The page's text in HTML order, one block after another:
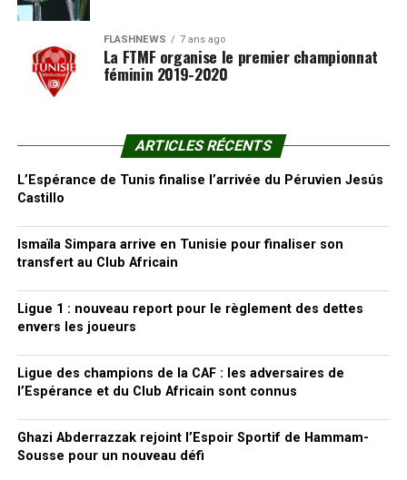
FLASHNEWS 7 ans ago
La FTMF organise le premier championnat
féminin 2019-2020
ARTICLES RÉCENTS
L’Espérance de Tunis finalise l’arrivée du Péruvien Jesús
Castillo
Ismaïla Simpara arrive en Tunisie pour finaliser son
transfert au Club Africain
Ligue 1 : nouveau report pour le règlement des dettes
envers les joueurs
Ligue des champions de la CAF : les adversaires de
l’Espérance et du Club Africain sont connus
Ghazi Abderrazzak rejoint l’Espoir Sportif de Hammam-
Sousse pour un nouveau défi